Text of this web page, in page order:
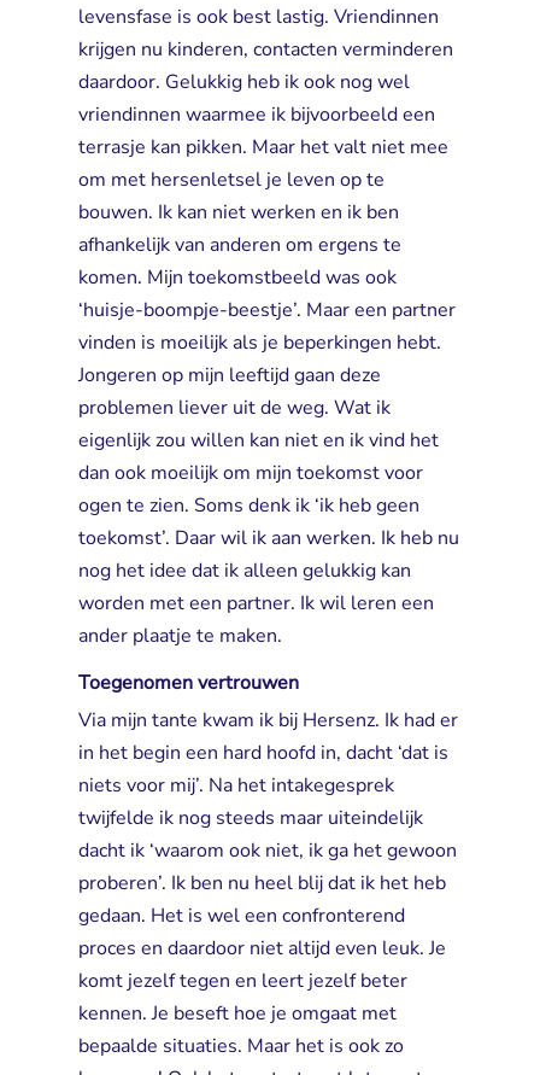
levensfase is ook best lastig. Vriendinnen
krijgen nu kinderen, contacten verminderen
daardoor. Gelukkig heb ik ook nog wel
vriendinnen waarmee ik bijvoorbeeld een
terrasje kan pikken. Maar het valt niet mee
om met hersenletsel je leven op te
bouwen. Ik kan niet werken en ik ben
afhankelijk van anderen om ergens te
komen. Mijn toekomstbeeld was ook
‘huisje-boompje-beestje’. Maar een partner
vinden is moeilijk als je beperkingen hebt.
Jongeren op mijn leeftijd gaan deze
problemen liever uit de weg. Wat ik
eigenlijk zou willen kan niet en ik vind het
dan ook moeilijk om mijn toekomst voor
ogen te zien. Soms denk ik ‘ik heb geen
toekomst’. Daar wil ik aan werken. Ik heb nu
nog het idee dat ik alleen gelukkig kan
worden met een partner. Ik wil leren een
ander plaatje te maken.
Toegenomen vertrouwen
Via mijn tante kwam ik bij Hersenz. Ik had er
in het begin een hard hoofd in, dacht ‘dat is
niets voor mij’. Na het intakegesprek
twijfelde ik nog steeds maar uiteindelijk
dacht ik ‘waarom ook niet, ik ga het gewoon
proberen’. Ik ben nu heel blij dat ik het heb
gedaan. Het is wel een confronterend
proces en daardoor niet altijd even leuk. Je
komt jezelf tegen en leert jezelf beter
kennen. Je beseft hoe je omgaat met
bepaalde situaties. Maar het is ook zo